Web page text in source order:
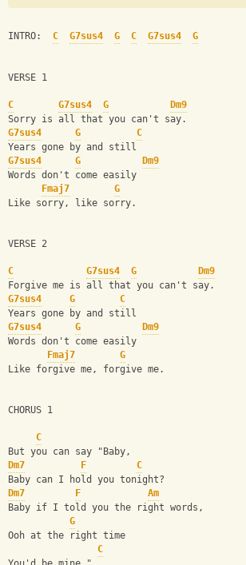
INTRO: C G7sus4 G C G7sus4 G
VERSE 1
C G7sus4 G
Dm9
Sorry is all that you can't say.
G7sus4
G
C
Years gone by and still
G7sus4
G
Dm9
Words don't come easily
Fmaj7
G
Like sorry, like sorry.
VERSE 2
C G7sus4 G
Dm9
Forgive me is all that you can't say.
G7sus4
G
C
Years gone by and still
G7sus4
G
Dm9
Words don't come easily
Fmaj7
G
Like forgive me, forgive me.
CHORUS 1
C
But you can say "Baby,
Dm7
F
C
Baby can I hold you tonight?
Dm7
F
Am
Baby if I told you the right words,
G
Ooh at the right time
C